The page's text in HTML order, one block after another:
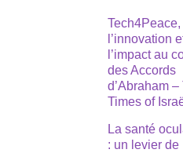
Tech4Peace,
l’innovation
l’impact au
des Accords
d’Abraham –
Times of
La santé
: un levier de